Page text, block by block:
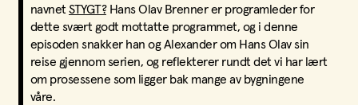
navnet STYGT?Hans Olav Brenner er programleder for
dette svært godt mottatte programmet, og i denne
episoden snakker han og Alexander om Hans Olav sin
reise gjennom serien, og reflekterer rundt det vi har lært
om prosessene som ligger bak mange av bygningene
våre.